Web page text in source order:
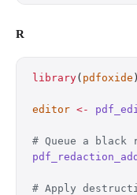
R
library( pdfoxide )
editor <-
# Queue a
pdf_redaction_add
# Apply